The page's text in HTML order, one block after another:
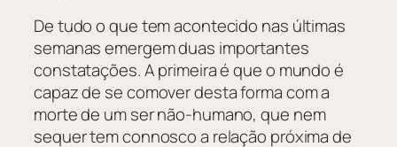
De tudo o que tem acontecido nas últimas
semanas emergem duas importantes
constatações. A primeira é que o mundo é
capaz de se comover desta forma com a
morte de um ser não-humano, que nem
sequer tem connosco a relação próxima de